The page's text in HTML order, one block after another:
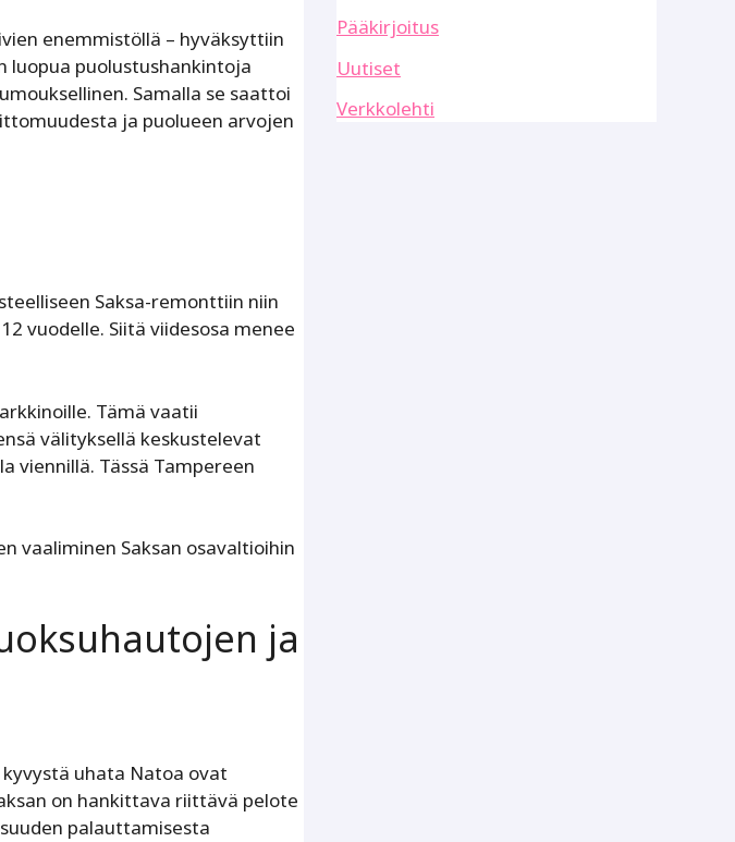
enemmistöllä – hyväksyttiin
puolustushankintoja
Samalla se saattoi
ja puolueen arvojen
Saksa-remonttiin niin
vuodelle. Siitä viidesosa menee
Tämä vaatii
välityksellä keskustelevat
vien­nillä. Tässä Tampereen
vaaliminen Saksan osavaltioihin
ja
uhata Natoa ovat
on hankittava riittävä pelote
palauttamisesta
Pääkirjoitus
Uutiset
Verkkolehti